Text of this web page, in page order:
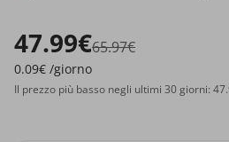
47.99€65.97€
0.09€ /giorno
Il prezzo più basso negli ultimi 30 giorni: